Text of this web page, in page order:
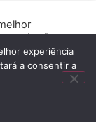
no botão
site, você
site.
experiência
a consentir a